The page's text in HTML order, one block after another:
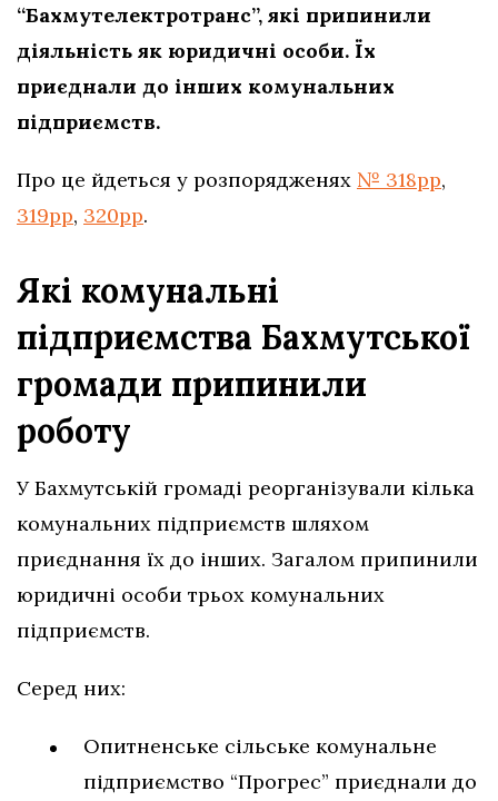
“Бахмутелектротранс”, які припинили
діяльність як юридичні особи. Їх
приєднали до інших комунальних
підприємств.
Про це йдеться у розпорядженях № 318рр,
319рр, 320рр.
Які комунальні
підприємства Бахмутської
громади припинили
роботу
У Бахмутській громаді реорганізували кілька
комунальних підприємств шляхом
приєднання їх до інших. Загалом припинили
юридичні особи трьох комунальних
підприємств.
Серед них:
Опитненське сільське комунальне
підприємство “Прогрес” приєднали до